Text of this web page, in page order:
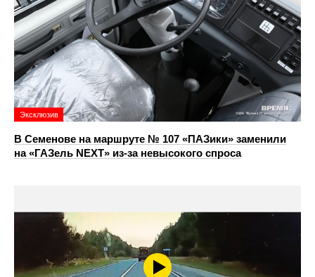
Эксклюзив
В Семенове на маршруте № 107 «ПАЗики» заменили
на «ГАЗель NEXT» из‑за невысокого спроса